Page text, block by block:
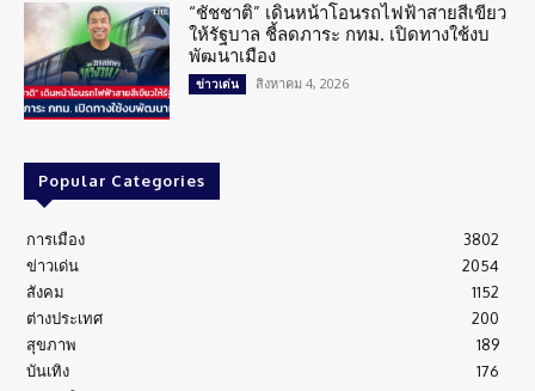
“ชัชชาติ” เดินหน้าโอนรถไฟฟ้าสายสีเขียว
ให้รัฐบาล ชี้ลดภาระ กทม. เปิดทางใช้งบ
พัฒนาเมือง
ข่าวเด่น สิงหาคม 4, 2026
Popular Categories
การเมือง
3802
ข่าวเด่น
2054
สังคม
1152
ต่างประเทศ
200
สุขภาพ
189
บันเทิง
176